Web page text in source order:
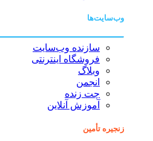
وب‌سایت‌ها
سازنده وب‌سایت
فروشگاه اینترنتی
وبلاگ
انجمن
چت زنده
آموزش آنلاین
زنجیره تأمین